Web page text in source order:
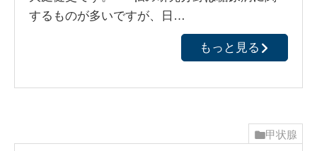
するものが多いですが、日…
もっと見る
甲状腺